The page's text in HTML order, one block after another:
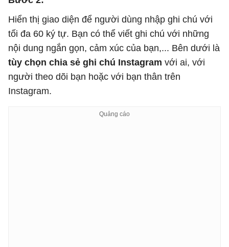
Hiển thị giao diện để người dùng nhập ghi chú với
tối đa 60 ký tự. Bạn có thể viết ghi chú với những
nội dung ngắn gọn, cảm xúc của bạn,... Bên dưới là
tùy chọn chia sẻ ghi chú Instagram với ai, với
người theo dõi bạn hoặc với bạn thân trên
Instagram.